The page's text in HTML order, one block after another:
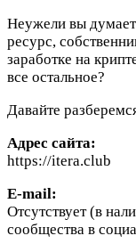
Неужели вы
ресурс,
заработке на
все остальное?
Давайте
Адрес сайта:
https://itera.club
E-mail:
Отсутствует (в
сообщества в